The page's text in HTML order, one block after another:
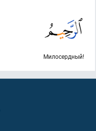
Милосердный!